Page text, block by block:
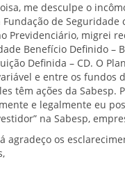
me desculpe o
de Seguridade
Previdenciário, migrei
Benefício Definido –
Definida – CD. O
e entre os fundos
têm ações da Sabesp.
e legalmente eu
na Sabesp,
agradeço os